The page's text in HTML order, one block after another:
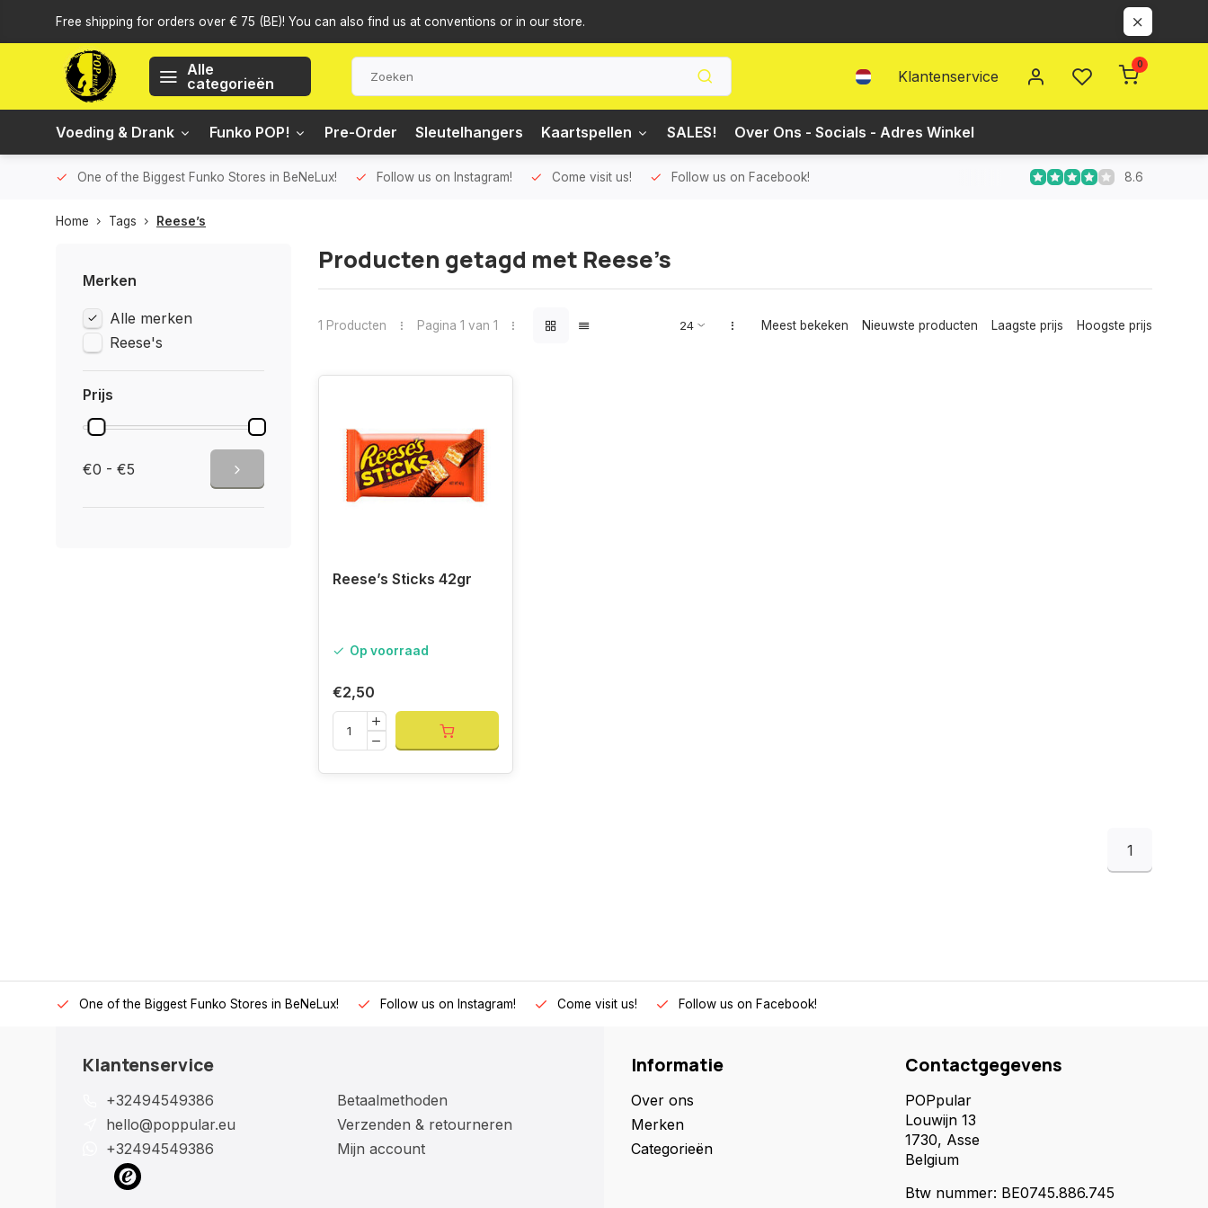
Free shipping for orders over € 75 (BE)! You can also find us at conventions or in our store.
Alle
categorieën
Klantenservice
0
Voeding & Drank Funko POP! Pre-Order Sleutelhangers Kaartspellen SALES! Over Ons - Socials - Adres Winkel
One of the Biggest Funko Stores in BeNeLux! Follow us on Instagram! Come visit us! Follow us on Facebook! 8.6
Home Tags Reese’s
Merken
Alle merken
Reese's
Prijs
€0 - €5
Producten getagd met Reese’s
1 Producten Pagina 1 van 1 Meest bekeken Nieuwste producten Laagste prijs Hoogste prijs
Reese’s Sticks 42gr
Op voorraad
€2,50
1
One of the Biggest Funko Stores in BeNeLux! Follow us on Instagram! Come visit us! Follow us on Facebook!
Klantenservice
+32494549386
hello@poppular.eu
+32494549386
Betaalmethoden
Verzenden & retourneren
Mijn account
Informatie
Over ons
Merken
Categorieën
Contactgegevens
POPpular
Louwijn 13
1730, Asse
Belgium
Btw nummer: BE0745.886.745